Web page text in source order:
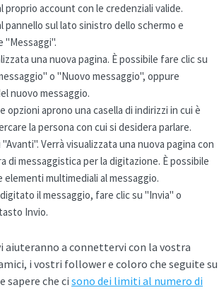
proprio account con le credenziali valide.
pannello sul lato sinistro dello schermo e
"Messaggi".
una nuova pagina. È possibile fare clic su
o "Nuovo messaggio", oppure
nuovo messaggio.
opzioni aprono una casella di indirizzi in cui è
la persona con cui si desidera parlare.
"Avanti". Verrà visualizzata una nuova pagina con
di messaggistica per la digitazione. È possibile
elementi multimediali al messaggio.
il messaggio, fare clic su "Invia" o
Invio.
aiuteranno a connettervi con la vostra
i vostri follower e coloro che seguite su
sapere che ci sono dei limiti al numero di